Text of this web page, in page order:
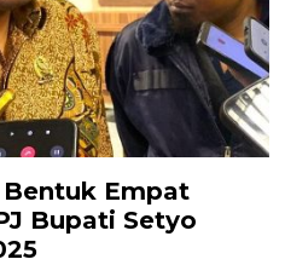
Empat
Bupati Setyo